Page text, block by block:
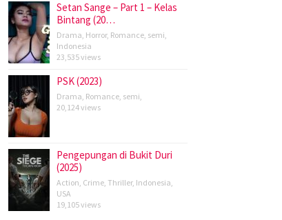
Setan Sange – Part 1 – Kelas
Bintang (20…
Drama, Horror, Romance, semi,
Indonesia
23,535 views
PSK (2023)
Drama, Romance, semi,
20,124 views
Pengepungan di Bukit Duri
(2025)
Action, Crime, Thriller, Indonesia,
USA
19,105 views